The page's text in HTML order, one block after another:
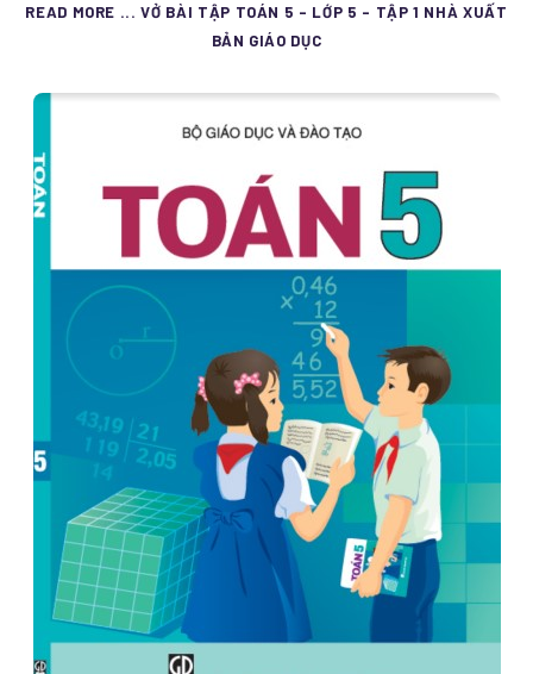
READ MORE ... VỞ BÀI TẬP TOÁN 5 - LỚP 5 - TẬP 1 NHÀ XUẤT
BẢN GIÁO DỤC